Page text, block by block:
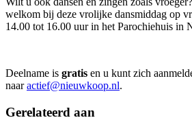
welkom bij deze vrolijke dansmiddag op
14.00 tot 16.00 uur in het Parochiehuis in
Deelname is gratis en u kunt zich
naaractief@nieuwkoop.nl.
Gerelateerd aan